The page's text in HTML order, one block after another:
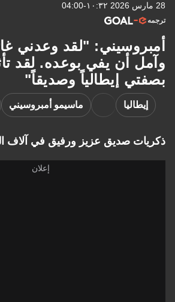
28 مارس 2026 ١٠:٣٢-04:00
ترجمه
أمبروسيني: "لقد وعدني
وآمل أن يفي بوعده. لقد
بصفتي إيطالياً وصديقاً"
إيطاليا ماسيمو أمبروسيني
ذكريات صديق عزيز ورفيق في آلاف